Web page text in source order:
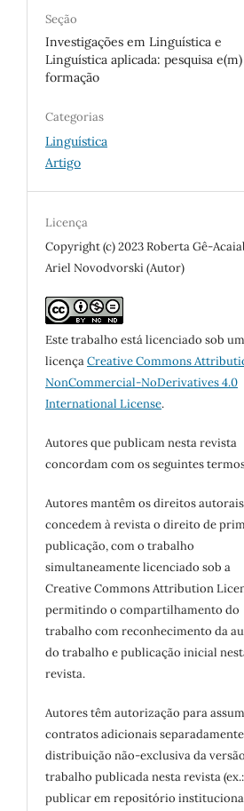
Seção
Investigações em Linguística e
Linguística aplicada: pesquisa e(m)
formação
Categorias
Linguística
Artigo
Licença
Copyright (c) 2023 Roberta Gê-
Ariel Novodvorski (Autor)
Este trabalho está licenciado sob
licençaCreative Commons
NonCommercial-NoDerivatives 4.0
International License.
Autores que publicam nesta revista
concordam com os seguintes
Autores mantêm os direitos
concedem à revista o direito de
publicação, com o trabalho
simultaneamente licenciado sob a
Creative Commons Attribution
permitindo o compartilhamento do
trabalho com reconhecimento da
do trabalho e publicação inicial
revista.
Autores têm autorização para
contratos adicionais
distribuição não-exclusiva da
trabalho publicada nesta revista (ex.:
publicar em repositório